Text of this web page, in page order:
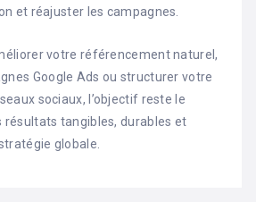
et réajuster les campagnes.
votre référencement naturel,
Google Ads ou structurer votre
sociaux, l’objectif reste le
résultats tangibles, durables et
globale.